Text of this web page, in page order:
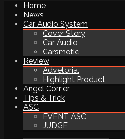
Home
News
Car Audio System
Cover Story
Car Audio
Carsmetic
Review
Advetorial
Highlight Product
Angel Corner
Tips & Trick
ASC
EVENT ASC
JUDGE